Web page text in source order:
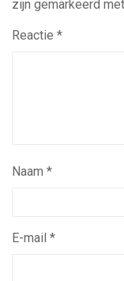
zijn gemarkeerd met
Reactie *
Naam *
E-mail *